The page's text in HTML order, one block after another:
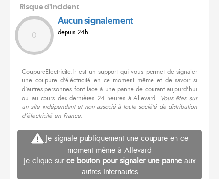
Risque d'incident
0
Aucun signalement
depuis 24h
CoupureElectricite.fr est un support qui vous permet de signaler
une coupure d'éléctricité en ce moment même et de savoir si
d'autres personnes font face à une panne de courant aujourd'hui
ou au cours des dernières 24 heures à Allevard. Vous êtes sur
un site indépendant et non associé à toute société de distribution
d'électricité en France.
Je signale publiquement une coupure en ce
moment même à Allevard
Je clique sur ce bouton pour signaler une panneaux
autres Internautes